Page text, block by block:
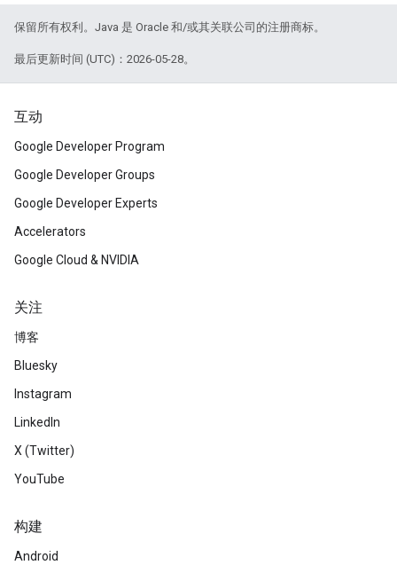
保留所有权利。Java 是 Oracle 和/或其关联公司的注册商标。
最后更新时间 (UTC)：2026-05-28。
互动
Google Developer Program
Google Developer Groups
Google Developer Experts
Accelerators
Google Cloud & NVIDIA
关注
博客
Bluesky
Instagram
LinkedIn
X (Twitter)
YouTube
构建
Android